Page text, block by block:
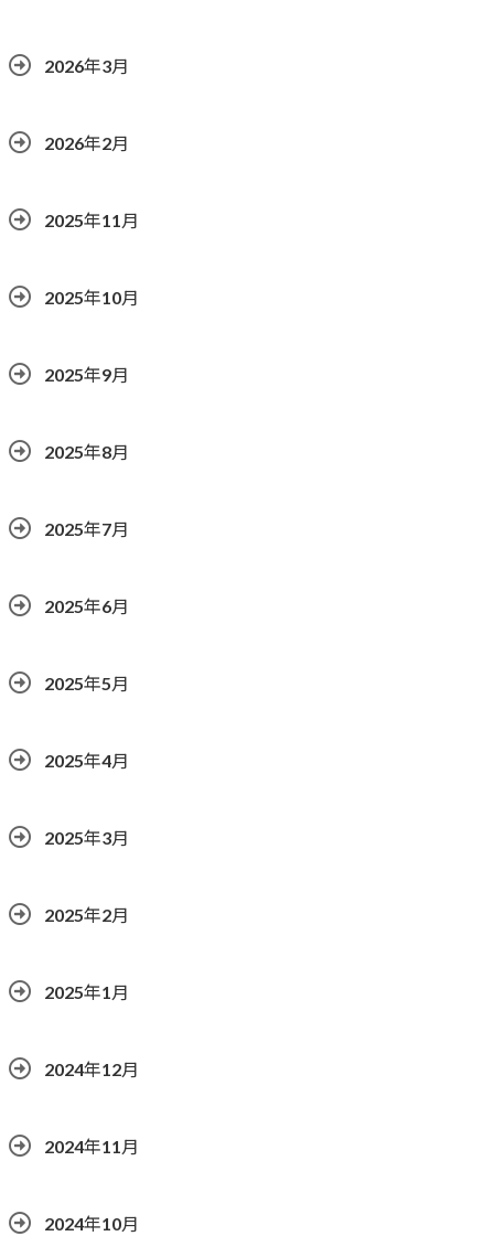
2026年3月
2026年2月
2025年11月
2025年10月
2025年9月
2025年8月
2025年7月
2025年6月
2025年5月
2025年4月
2025年3月
2025年2月
2025年1月
2024年12月
2024年11月
2024年10月